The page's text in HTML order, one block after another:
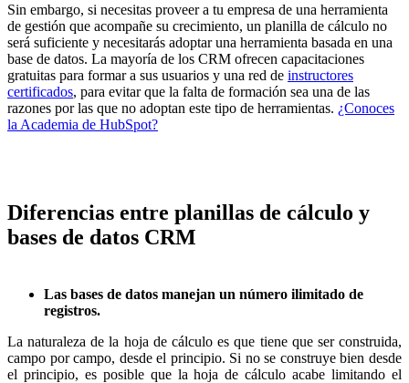
Sin embargo, si necesitas proveer a tu empresa de una herramienta
de gestión que acompañe su crecimiento, un planilla de cálculo no
será suficiente y necesitarás adoptar una herramienta basada en una
base de datos. La mayoría de los CRM ofrecen capacitaciones
gratuitas para formar a sus usuarios y una red de instructores
certificados, para evitar que la falta de formación sea una de las
razones por las que no adoptan este tipo de herramientas. ¿Conoces
la Academia de HubSpot?
Diferencias entre planillas de cálculo y
bases de datos CRM
Las bases de datos manejan un número ilimitado de
registros.
La naturaleza de la hoja de cálculo es que tiene que ser construida,
campo por campo, desde el principio. Si no se construye bien desde
el principio, es posible que la hoja de cálculo acabe limitando el